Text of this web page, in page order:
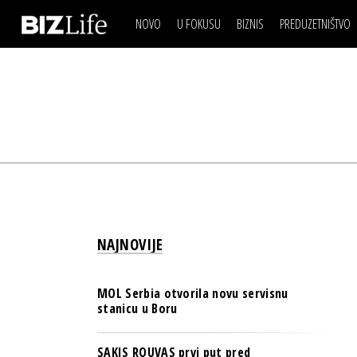
NOVO U FOKUSU BIZNIS
ESG & ENERGY
PULS REGIONA
NOVO NA RAFU
PREDUZETNIŠTVO
IZJAVA DANABIZNIS SCENA
NOVO NA RAFU
NAJNOVIJE
MOL Serbia otvorila novu servisnu
stanicu u Boru
SAKIS ROUVAS prvi put pred